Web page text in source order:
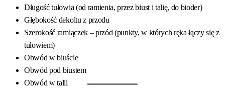
Długość tułowia (od ramienia, przez biust i talię, do bioder)
Głębokość dekoltu z przodu
Szerokość ramiączek – przód (punkty, w których ręka łączy się z
tułowiem)
Obwód w biuście
Obwód pod biustem
Obwód w talii